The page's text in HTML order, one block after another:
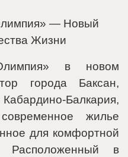
— Новый
Жизни
в новом
города Баксан,
Балкария,
жилье
для комфортной
Расположенный в